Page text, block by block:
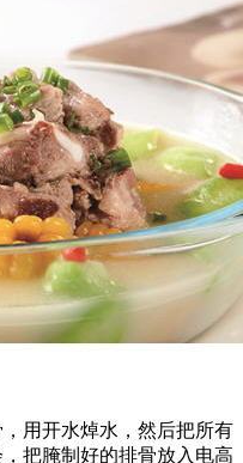
用开水焯水，然后把所有
把腌制好的排骨放入电高